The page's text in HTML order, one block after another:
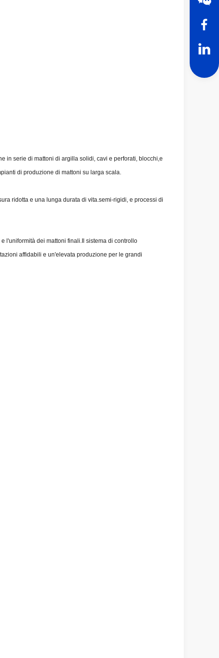
in serie di mattoni di argilla solidi, cavi e perforati, blocchi,e
di produzione di mattoni su larga scala.
ridotta e una lunga durata di vita.semi-rigidi, e processi di
l'uniformità dei mattoni finali.Il sistema di controllo
affidabili e un'elevata produzione per le grandi